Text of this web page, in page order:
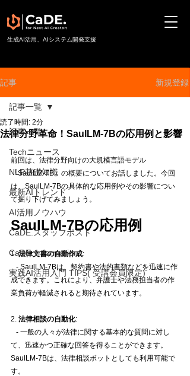
​生成AI活用、AIシステム開発支援
記事 新規登録
記事一覧
Techニュース
NLP基礎知識
最新AIトレンド
AI活用ノウハウ
CaDE.スタッフポスト
CaDE. Information
実践AI活用入門 TIPS( 受講会員限定)
記事一覧
法律分野革命！SaulLM-7Bの応用例と影響
読了時間: 2分
前回は、法律分野向けの大規模言語モデル
「SaulLM-7B」の概要についてお話しました。今回
は、SaulLM-7Bの具体的な応用例やその影響につい
て掘り下げてみましょう。
SaulLM-7Bの応用例
1. 法律文書の自動作成:
- SaulLM-7Bは、契約書や法的書類などを迅速に作
成できます。これにより、弁護士や法務担当者の作
業負荷が軽減されると期待されています。
2. 法律相談の自動化:
- 一般の人々が法律に関する基本的な質問に対し
て、迅速かつ正確な回答を得ることができます。
SaulLM-7Bは、法律相談ボットとしても利用可能で
す。